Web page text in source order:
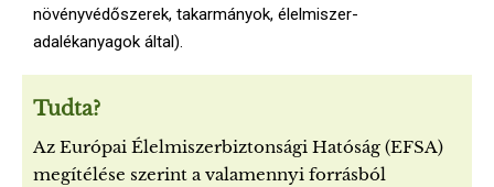
növényvédőszerek, takarmányok, élelmiszer-
adalékanyagok által).
Tudta?
Az Európai Élelmiszerbiztonsági Hatóság (EFSA)
megítélése szerint a valamennyi forrásból